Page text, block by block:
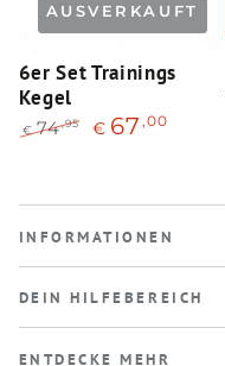
6er Set Trainings
Kegel
€ 74,95 € 67 ,00
AUSVERKAUFT
INFORMATIONEN
DEIN HILFEBEREICH
ENTDECKE MEHR